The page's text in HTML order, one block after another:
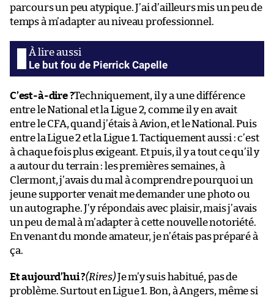
parcours un peu atypique. J’ai d’ailleurs mis un peu de
temps à m’adapter au niveau professionnel.
Le but fou de Pierrick Capelle
C’est-à-dire ?Techniquement, il y a une différence
entre le National et la Ligue 2, comme il y en avait
entre le CFA, quand j’étais à Avion, et le National. Puis
entre la Ligue 2 et la Ligue 1. Tactiquement aussi : c’est
à chaque fois plus exigeant. Et puis, il y a tout ce qu’il y
a autour du terrain : les premières semaines, à
Clermont, j’avais du mal à comprendre pourquoi un
jeune supporter venait me demander une photo ou
un autographe. J’y répondais avec plaisir, mais j’avais
un peu de mal à m’adapter à cette nouvelle notoriété.
En venant du monde amateur, je n’étais pas préparé à
ça.
Et aujourd’hui ?(Rires)Je m’y suis habitué, pas de
problème. Surtout en Ligue 1. Bon, à Angers, même si